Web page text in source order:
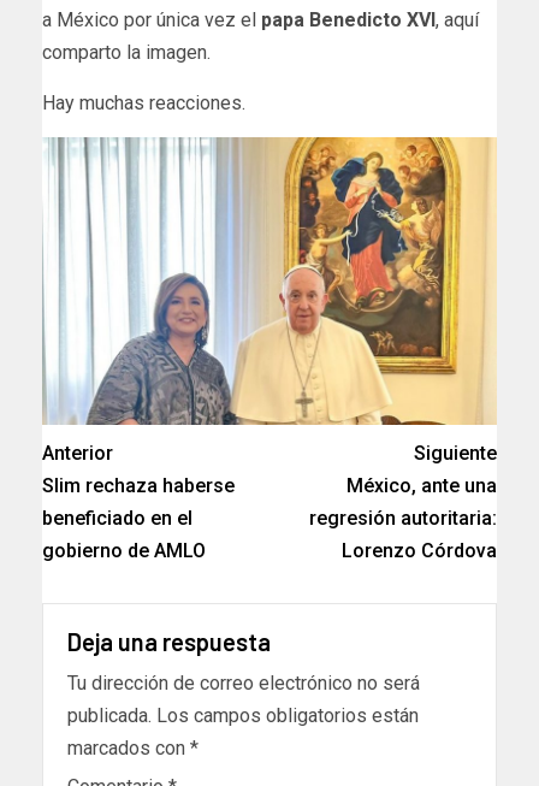
a México por única vez el papa Benedicto XVI, aquí
comparto la imagen.
Hay muchas reacciones.
Anterior
Slim rechaza haberse
beneficiado en el
gobierno de AMLO
Siguiente
México, ante una
regresión autoritaria:
Lorenzo Córdova
Deja una respuesta
Tu dirección de correo electrónico no será
publicada. Los campos obligatorios están
marcados con *